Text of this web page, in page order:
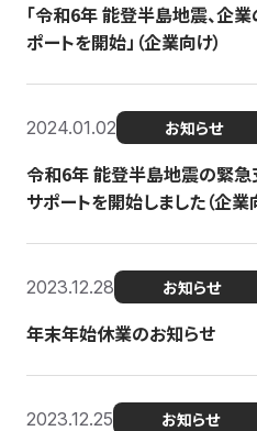
「令和6年 能登半島地震、企
ポートを開始」（企業向け）
2024.01.02 お知らせ
令和6年 能登半島地震の緊急
サポートを開始しました（企業
2023.12.28 お知らせ
年末年始休業のお知らせ
2023.12.25 お知らせ